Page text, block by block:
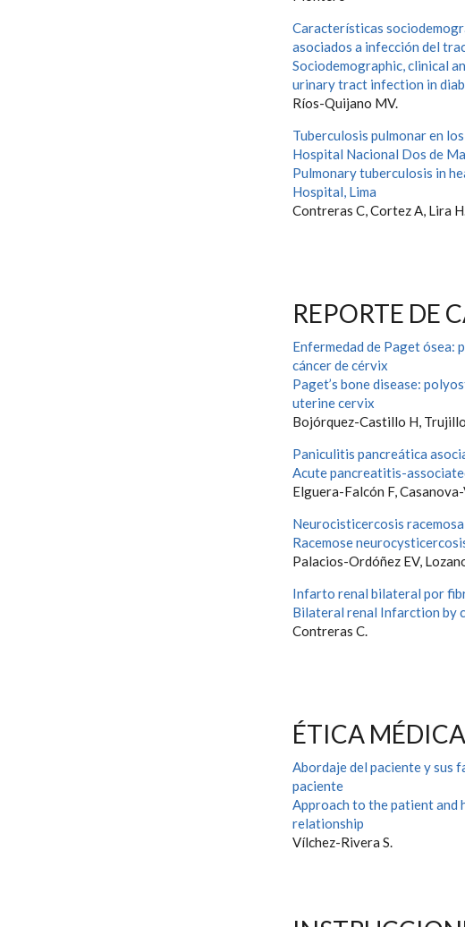
Características
asociados a infección del
Sociodemographic, clinical
urinary tract infection in
Ríos-Quijano MV.
Tuberculosis pulmonar en
Hospital Nacional Dos de
Pulmonary tuberculosis in
Hospital, Lima
Contreras C, Cortez A, Lira
REPORTE DE
Enfermedad de Paget ósea:
cáncer de cérvix
Paget’s bone disease:
uterine cervix
Bojórquez-Castillo H,
Paniculitis pancreática
Acute pancreatitis-
Elguera-Falcón F,
Neurocisticercosis racemosa
Racemose
Palacios-Ordóñez EV,
Infarto renal bilateral por
Bilateral renal Infarction by
Contreras C.
ÉTICA MÉDICA
Abordaje del paciente y sus
paciente
Approach to the patient
relationship
Vílchez-Rivera S.